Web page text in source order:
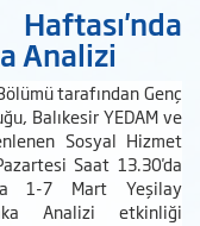
Analizi
tarafından Genç
Balıkesir YEDAM ve
Sosyal Hizmet
Saat 13.30'da
1-7 Mart Yeşilay
Analizi etkinliği